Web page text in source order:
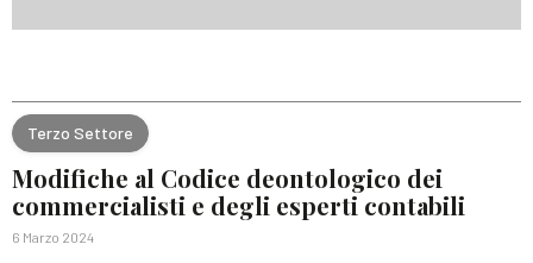
Terzo Settore
Modifiche al Codice deontologico dei
commercialisti e degli esperti contabili
6 Marzo 2024